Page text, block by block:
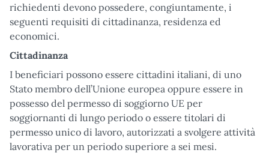
richiedenti devono possedere, congiuntamente, i
seguenti requisiti di cittadinanza, residenza ed
economici.
Cittadinanza
I beneficiari possono essere cittadini italiani, di uno
Stato membro dell’Unione europea oppure essere in
possesso del permesso di soggiorno UE per
soggiornanti di lungo periodo o essere titolari di
permesso unico di lavoro, autorizzati a svolgere attività
lavorativa per un periodo superiore a sei mesi.